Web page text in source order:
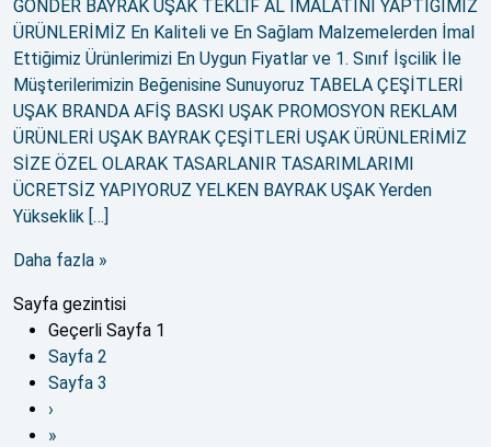
GÖNDER BAYRAK UŞAK TEKLİF AL İMALATINI YAPTIĞIMIZ
ÜRÜNLERİMİZ En Kaliteli ve En Sağlam Malzemelerden İmal
Ettiğimiz Ürünlerimizi En Uygun Fiyatlar ve 1. Sınıf İşcilik İle
Müşterilerimizin Beğenisine Sunuyoruz TABELA ÇEŞİTLERİ
UŞAK BRANDA AFİŞ BASKI UŞAK PROMOSYON REKLAM
ÜRÜNLERİ UŞAK BAYRAK ÇEŞİTLERİ UŞAK ÜRÜNLERİMİZ
SİZE ÖZEL OLARAK TASARLANIR TASARIMLARIMI
ÜCRETSİZ YAPIYORUZ YELKEN BAYRAK UŞAK Yerden
Yükseklik […]
Daha fazla »
Sayfa gezintisi
Geçerli Sayfa 1
Sayfa 2
Sayfa 3
›
»